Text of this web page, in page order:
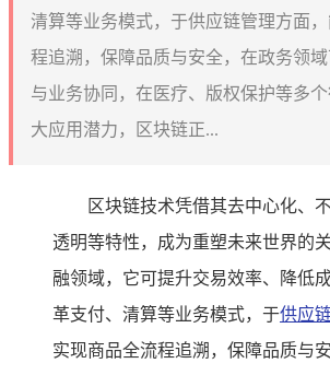
清算等业务模式，于供应链管理方面
程追溯，保障品质与安全，在政务领
与业务协同，在医疗、版权保护等多
大应用潜力，区块链正...
区块链技术凭借其去中心化、
透明等特性，成为重塑未来世界的
融领域，它可提升交易效率、降低
革支付、清算等业务模式，于供应
实现商品全流程追溯，保障品质与